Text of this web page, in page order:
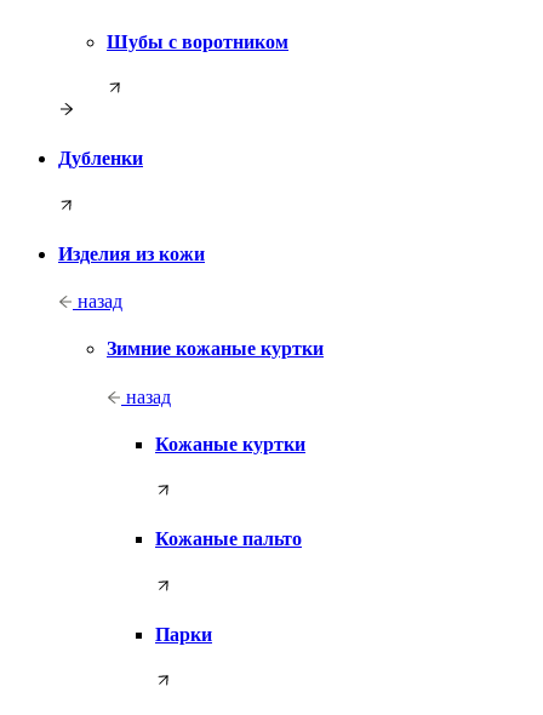
Шубы с воротником
Дубленки
Изделия из кожи
назад
Зимние кожаные куртки
назад
Кожаные куртки
Кожаные пальто
Парки